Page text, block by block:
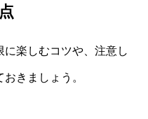
に楽しむコツや、注意し
きましょう。